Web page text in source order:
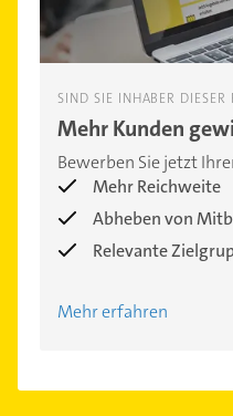
SIND SIE INHABER DIESER
Mehr Kunden
Bewerben Sie jetzt
Mehr Reichweite
Abheben von
Relevante
Mehr erfahren